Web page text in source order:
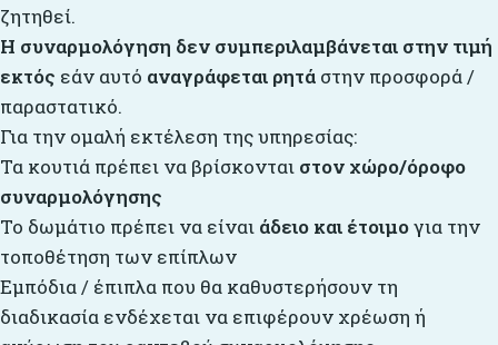
ζητηθεί.
Η συναρμολόγηση δεν συμπεριλαμβάνεται στην τιμή
εκτός εάν αυτό αναγράφεται ρητά στην προσφορά /
παραστατικό.
Για την ομαλή εκτέλεση της υπηρεσίας:
Τα κουτιά πρέπει να βρίσκονται στον χώρο/όροφο
συναρμολόγησης
Το δωμάτιο πρέπει να είναι άδειο και έτοιμογια την
τοποθέτηση των επίπλων
Εμπόδια / έπιπλα που θα καθυστερήσουν τη
διαδικασία ενδέχεται να επιφέρουν χρέωση ή